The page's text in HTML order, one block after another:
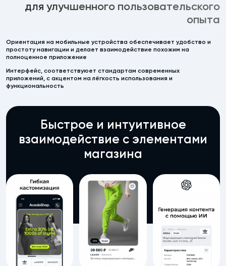
для улучшенного пользовательского
опыта
Ориентация на мобильные устройства обеспечивает удобство и
простоту навигации и делает взаимодействие похожим на
полноценное приложение
Интерфейс, соответствуюет стандартам современных
приложений, с акцентом на лёгкость использования и
функциональность
Быстрое и интуитивное
взаимодействие с элементами
магазина